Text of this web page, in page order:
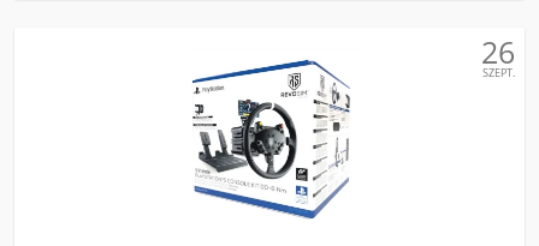
26
SZEPT.